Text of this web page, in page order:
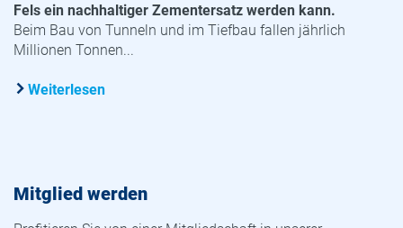
Fels ein nachhaltiger Zementersatz werden kann.
Beim Bau von Tunneln und im Tiefbau fallen jährlich
Millionen Tonnen...
Weiterlesen
Mitglied werden